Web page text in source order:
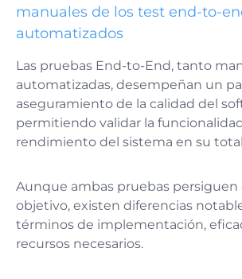
manuales de los test end-to-
automatizados
Las pruebas End-to-End, tanto
automatizadas, desempeñan un
aseguramiento de la calidad del
permitiendo validar la
rendimiento del sistema en su
Aunque ambas pruebas persiguen
objetivo, existen diferencias
términos de implementación,
recursos necesarios.